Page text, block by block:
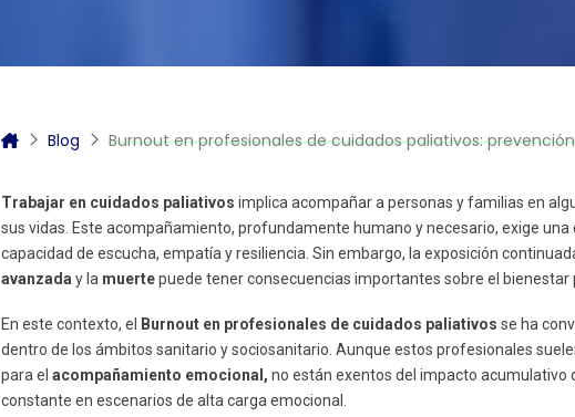
Blog Burnout en profesionales de cuidados paliativos: prevención e
Trabajar en cuidados paliativos implica acompañar a personas y familias en
sus vidas. Este acompañamiento, profundamente humano y necesario, exige
capacidad de escucha, empatía y resiliencia. Sin embargo, la exposición
avanzada y la muertepuede tener consecuencias importantes sobre el bienestar
En este contexto, el Burnout en profesionales de cuidados paliativos se ha
dentro de los ámbitos sanitario y sociosanitario. Aunque estos profesionales
para el acompañamiento emocional, no están exentos del impacto acumulativo
constante en escenarios de alta carga emocional.